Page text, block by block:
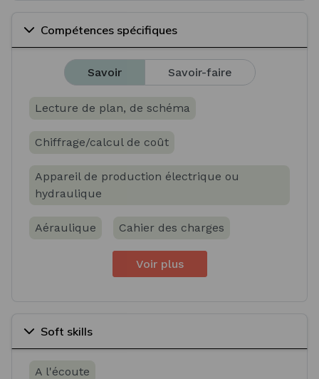
Compétences spécifiques
Savoir Savoir-faire
Lecture de plan, de schéma
Chiffrage/calcul de coût
Appareil de production électrique ou
hydraulique
Aéraulique Cahier des charges
Voir plus
Soft skills
A l'écoute